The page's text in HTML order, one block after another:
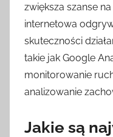
zwiększa szanse
internetowa
skuteczności
takie jak Google
monitorowanie
analizowanie
Jakie są